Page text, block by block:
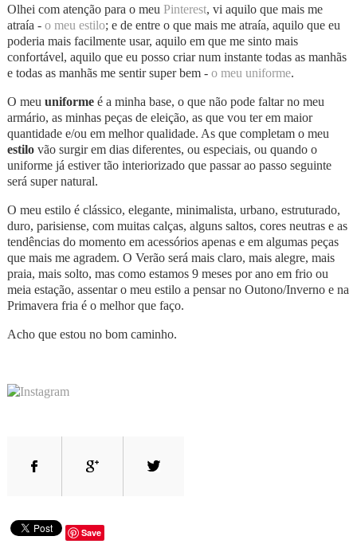
Olhei com atenção para o meu Pinterest, vi aquilo que mais me
atraía - o meu estilo; e de entre o que mais me atraía, aquilo que eu
poderia mais facilmente usar, aquilo em que me sinto mais
confortável, aquilo que eu posso criar num instante todas as manhãs
e todas as manhãs me sentir super bem - o meu uniforme.
O meu uniformeé a minha base, o que não pode faltar no meu
armário, as minhas peças de eleição, as que vou ter em maior
quantidade e/ou em melhor qualidade. As que completam o meu
estilovão surgir em dias diferentes, ou especiais, ou quando o
uniforme já estiver tão interiorizado que passar ao passo seguinte
será super natural.
O meu estilo é clássico, elegante, minimalista, urbano, estruturado,
duro, parisiense, com muitas calças, alguns saltos, cores neutras e as
tendências do momento em acessórios apenas e em algumas peças
que mais me agradem. O Verão será mais claro, mais alegre, mais
praia, mais solto, mas como estamos 9 meses por ano em frio ou
meia estação, assentar o meu estilo a pensar no Outono/Inverno e na
Primavera fria é o melhor que faço.
Acho que estou no bom caminho.
Save